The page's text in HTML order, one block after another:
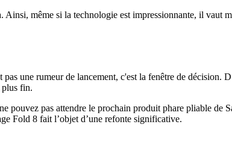
Ainsi, même si la technologie est impressionnante, il vaut
une rumeur de lancement, c'est la fenêtre de décision.
plus fin.
pouvez pas attendre le prochain produit phare pliable
Fold 8 fait l’objet d’une refonte significative.